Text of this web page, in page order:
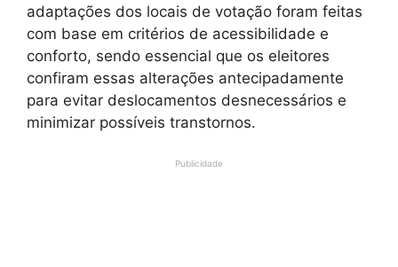
adaptações dos locais de votação foram feitas
com base em critérios de acessibilidade e
conforto, sendo essencial que os eleitores
confiram essas alterações antecipadamente
para evitar deslocamentos desnecessários e
minimizar possíveis transtornos.
Publicidade